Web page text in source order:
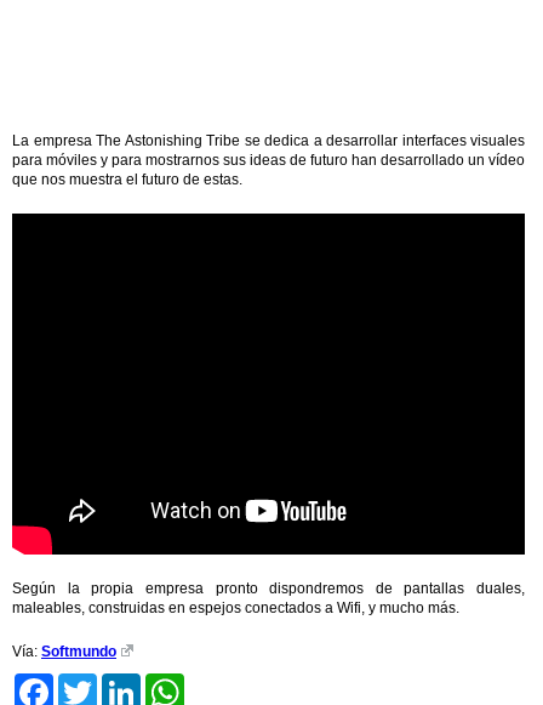
La empresa The Astonishing Tribe se dedica a desarrollar interfaces visuales
para móviles y para mostrarnos sus ideas de futuro han desarrollado un vídeo
que nos muestra el futuro de estas.
Según la propia empresa pronto dispondremos de pantallas duales,
maleables, construidas en espejos conectados a Wifi, y mucho más.
Vía: Softmundo
FacebookTwitter LinkedIn